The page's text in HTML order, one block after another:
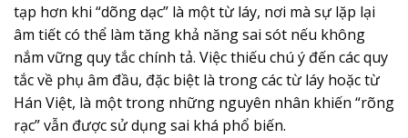
tạp hơn khi “dõng dạc” là một từ láy, nơi mà sự lặp lại
âm tiết có thể làm tăng khả năng sai sót nếu không
nắm vững quy tắc chính tả. Việc thiếu chú ý đến các quy
tắc về phụ âm đầu, đặc biệt là trong các từ láy hoặc từ
Hán Việt, là một trong những nguyên nhân khiến “rõng
rạc” vẫn được sử dụng sai khá phổ biến.